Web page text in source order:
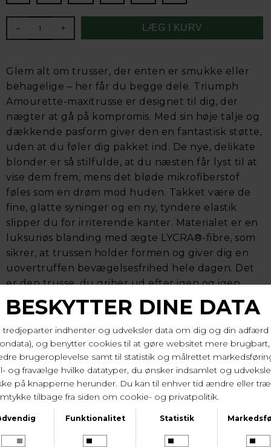
- +
Glem alt om trusser, der enten er smukke eller
behagelige – her får du begge dele. Triumph
Amourette-maxitrusse er designet til dig, der
nægter at gå på kompromis. Med sin høje talje og
dækkende pasform giver den en fantastisk støtte,
uden at du føler dig pakket ind. De nye, delikate
blonder er så stilfulde, at du næsten får lyst til at
vise dem frem, mens det bløde mikrofiberstof
føles som en drøm mod huden. Takket være de
fine, glatte syninger og en ny, tyndere elastik
slipper du for irriterende kanter. Materialet er en
luksuriøs blanding med ægte LYCRA®-fibre, som
sikrer, at trussen holder formen og giver dig en
uovertruffen bevægelsesfrihed hele dagen. Det
er den trusse, du griber ud efter igen og igen.
83% polyamid, 17% elastan. Vask 40 gr.
Varenr. 10210675 0004